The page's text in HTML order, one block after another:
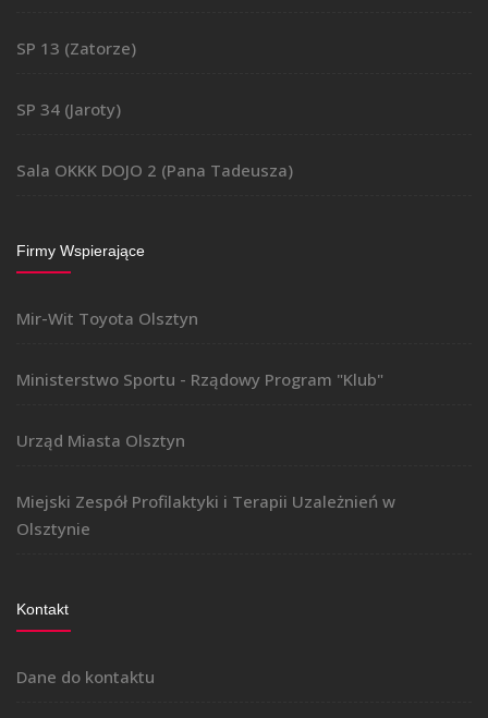
SP 13 (Zatorze)
SP 34 (Jaroty)
Sala OKKK DOJO 2 (Pana Tadeusza)
Firmy Wspierające
Mir-Wit Toyota Olsztyn
Ministerstwo Sportu - Rządowy Program "Klub"
Urząd Miasta Olsztyn
Miejski Zespół Profilaktyki i Terapii Uzależnień w
Olsztynie
Kontakt
Dane do kontaktu